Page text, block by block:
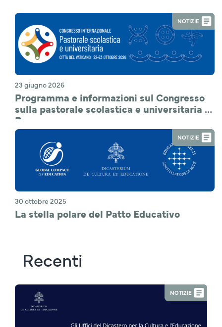
NOTIZIE
23 giugno 2026
Programma e informazioni sul Congresso
sulla pastorale scolastica e universitaria a
Roma
NOTIZIE
30 ottobre 2025
La stella polare del Patto Educativo
Recenti
NOTIZIE